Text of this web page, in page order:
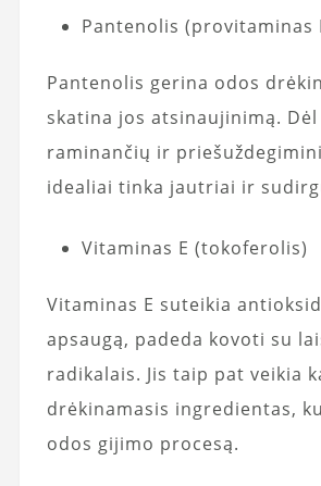
Pantenolis (provitaminas
Pantenolis gerina odos
skatina jos atsinaujinimą. Dėl
raminančių ir
idealiai tinka jautriai ir
Vitaminas E (tokoferolis)
Vitaminas E suteikia
apsaugą, padeda kovoti su
radikalais. Jis taip pat veikia
drėkinamasis ingredientas,
odos gijimo procesą.